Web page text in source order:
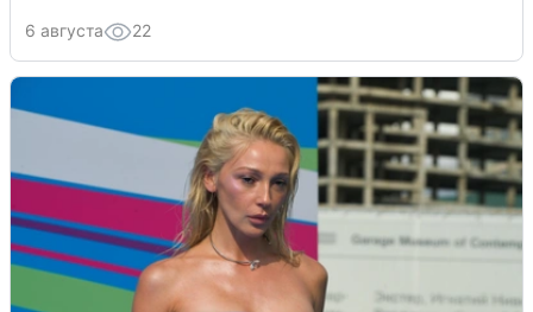
6 августа 22